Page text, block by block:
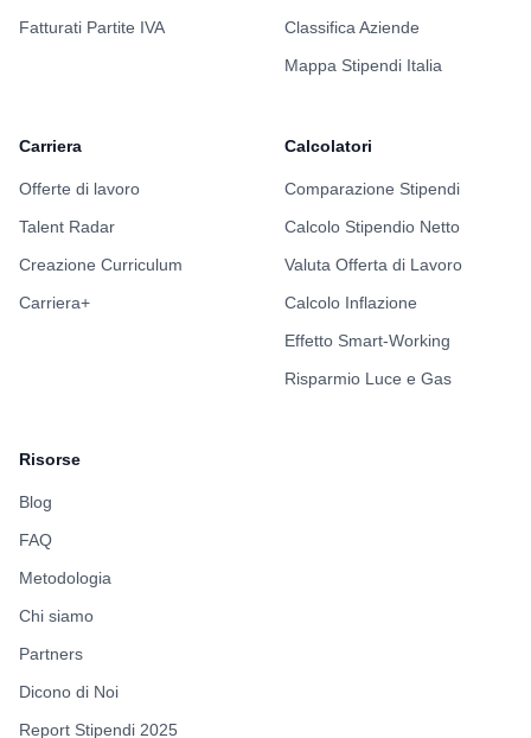
Fatturati Partite IVA
Classifica Aziende
Mappa Stipendi Italia
Carriera
Offerte di lavoro
Talent Radar
Creazione Curriculum
Carriera+
Calcolatori
Comparazione Stipendi
Calcolo Stipendio Netto
Valuta Offerta di Lavoro
Calcolo Inflazione
Effetto Smart-Working
Risparmio Luce e Gas
Risorse
Blog
FAQ
Metodologia
Chi siamo
Partners
Dicono di Noi
Report Stipendi 2025